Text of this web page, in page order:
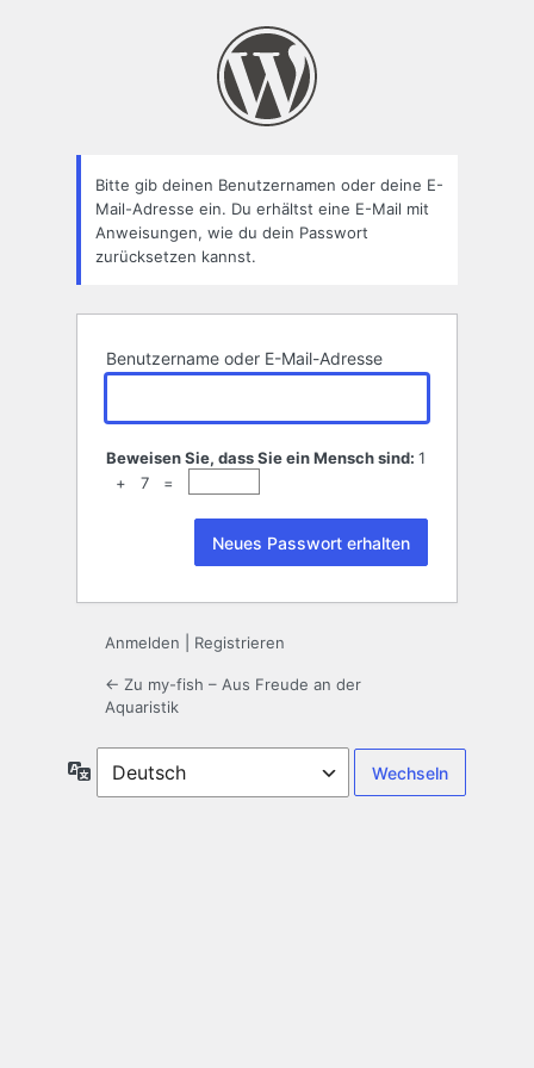
Bitte gib deinen Benutzernamen oder deine E-
Mail-Adresse ein. Du erhältst eine E-Mail mit
Anweisungen, wie du dein Passwort
zurücksetzen kannst.
Benutzername oder E-Mail-Adresse
Beweisen Sie, dass Sie ein Mensch sind: 1
+ 7 =
Anmelden Registrieren
← Zu my-fish – Aus Freude an der
Aquaristik
Sprache